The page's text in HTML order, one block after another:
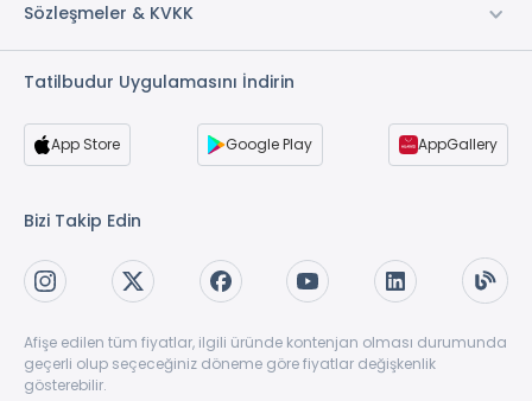
Sözleşmeler & KVKK
Tatilbudur Uygulamasını İndirin
App Store Google Play AppGallery
Bizi Takip Edin
Afişe edilen tüm fiyatlar, ilgili üründe kontenjan olması durumunda
geçerli olup seçeceğiniz döneme göre fiyatlar değişkenlik
gösterebilir.